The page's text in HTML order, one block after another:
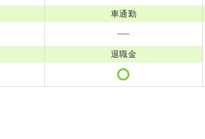
車通勤
退職金